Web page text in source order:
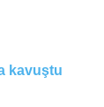
kavuştu